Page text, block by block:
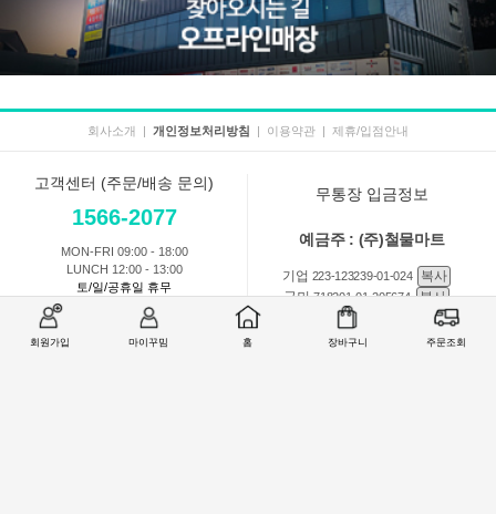
회원가입 마이꾸밈 홈 장바구니 주문조회
회사소개 | 개인정보처리방침 | 이용약관 | 제휴/입점안내
고객센터 (주문/배송 문의)
1566-2077
MON-FRI 09:00 - 18:00
LUNCH 12:00 - 13:00
토/일/공휴일 휴무
무통장 입금정보
예금주 : (주)철물마트
기업 223-123239-01-024
복사
국민718201-01-205674
복사
301-0168-3882-11 복사